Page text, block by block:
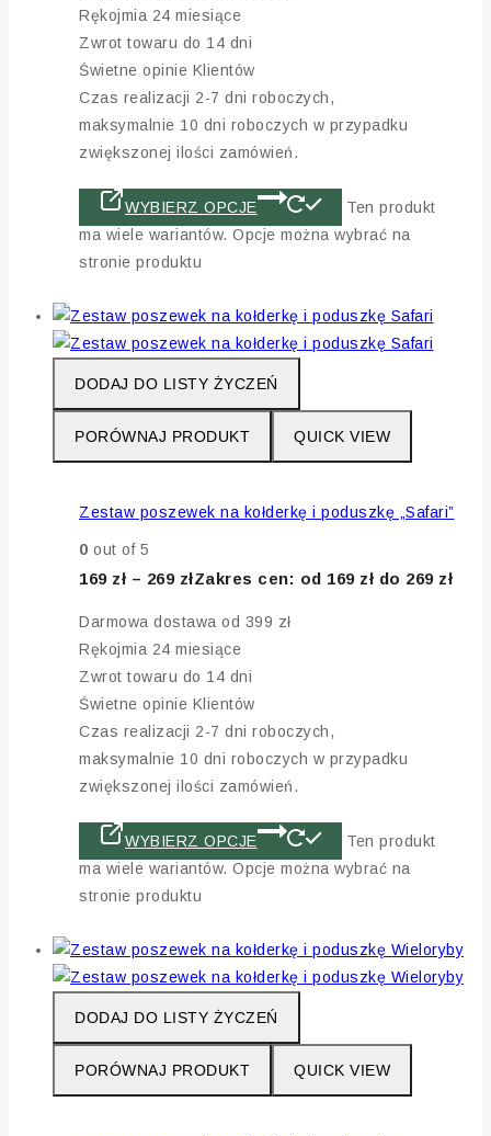
Rękojmia 24 miesiące
Zwrot towaru do 14 dni
Świetne opinie Klientów
Czas realizacji 2-7 dni roboczych,
maksymalnie 10 dni roboczych w przypadku
zwiększonej ilości zamówień.
WYBIERZ OPCJE
Ten produkt
ma wiele wariantów. Opcje można wybrać na
stronie produktu
DODAJ DO LISTY ŻYCZEŃ
PORÓWNAJ PRODUKT QUICK VIEW
Zestaw poszewek na kołderkę i poduszkę „Safari”
0 out of 5
169 zł – 269 złZakres cen: od 169 zł do 269 zł
Darmowa dostawa od 399 zł
Rękojmia 24 miesiące
Zwrot towaru do 14 dni
Świetne opinie Klientów
Czas realizacji 2-7 dni roboczych,
maksymalnie 10 dni roboczych w przypadku
zwiększonej ilości zamówień.
WYBIERZ OPCJE
Ten produkt
ma wiele wariantów. Opcje można wybrać na
stronie produktu
DODAJ DO LISTY ŻYCZEŃ
PORÓWNAJ PRODUKT QUICK VIEW